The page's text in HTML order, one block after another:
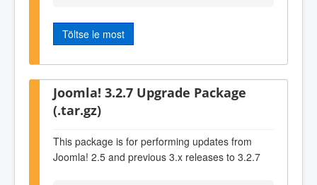
Töltse le most
Joomla! 3.2.7 Upgrade Package
(.tar.gz)
This package is for performing updates from
Joomla! 2.5 and previous 3.x releases to 3.2.7